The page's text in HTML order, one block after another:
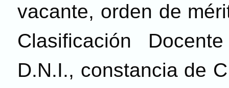
vacante, orden de
Clasificación
D.N.I., constancia de